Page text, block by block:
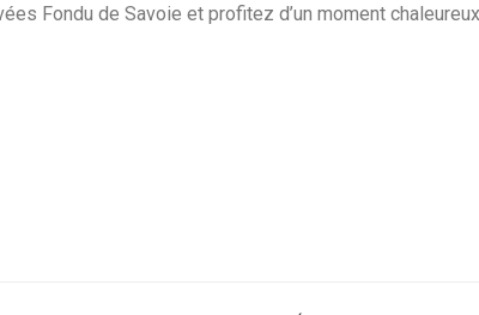
Fondu de Savoie et profitez d’un moment